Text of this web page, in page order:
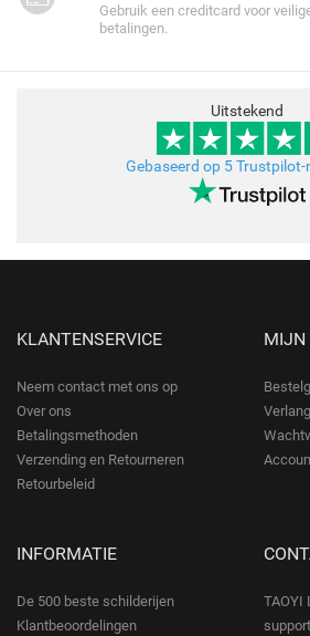
Gebruik een creditcard voor
betalingen.
Uitstekend
Gebaseerd op 5 Trustpilot-
KLANTENSERVICE
Neem contact met ons op
Over ons
Betalingsmethoden
Verzending en Retourneren
Retourbeleid
MIJN
INFORMATIE
De 500 beste schilderijen
Klantbeoordelingen
TAOYI